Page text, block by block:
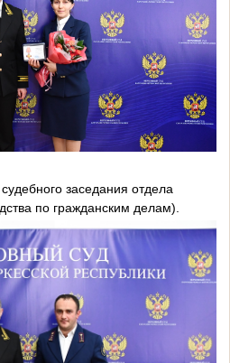
заседания отдела
по гражданским делам).